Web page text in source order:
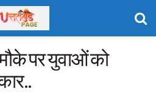
पर युवाओं को